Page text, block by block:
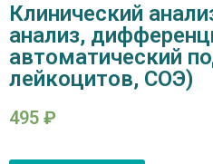
Клинический
анализ,
автоматический
лейкоцитов, СОЭ)
495 ₽